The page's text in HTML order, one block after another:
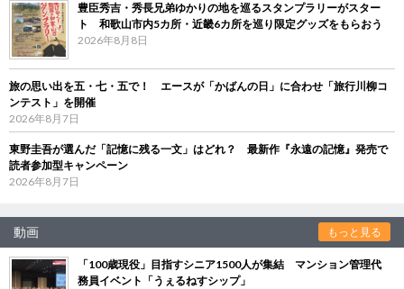
豊臣秀吉・秀長兄弟ゆかりの地を巡るスタンプラリーがスター
ト 和歌山市内5カ所・近畿6カ所を巡り限定グッズをもらおう
2026年8月8日
旅の思い出を五・七・五で！ エースが「かばんの日」に合わせ「旅行川柳コ
ンテスト」を開催
2026年8月7日
東野圭吾が選んだ「記憶に残る一文」はどれ？ 最新作『永遠の記憶』発売で
読者参加型キャンペーン
2026年8月7日
動画 もっと見る
「100歳現役」目指すシニア1500人が集結 マンション管理代
務員イベント「うぇるねすシップ」